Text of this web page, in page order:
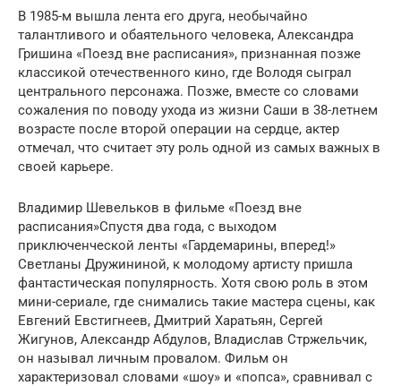
В 1985-м вышла лента его друга, необычайно
талантливого и обаятельного человека, Александра
Гришина «Поезд вне расписания», признанная позже
классикой отечественного кино, где Володя сыграл
центрального персонажа. Позже, вместе со словами
сожаления по поводу ухода из жизни Саши в 38-летнем
возрасте после второй операции на сердце, актер
отмечал, что считает эту роль одной из самых важных в
своей карьере.
Владимир Шевельков в фильме «Поезд вне
расписания»Спустя два года, с выходом
приключенческой ленты «Гардемарины, вперед!»
Светланы Дружининой, к молодому артисту пришла
фантастическая популярность. Хотя свою роль в этом
мини-сериале, где снимались такие мастера сцены, как
Евгений Евстигнеев, Дмитрий Харатьян, Сергей
Жигунов, Александр Абдулов, Владислав Стржельчик,
он называл личным провалом. Фильм он
характеризовал словами «шоу» и «попса», сравнивал с